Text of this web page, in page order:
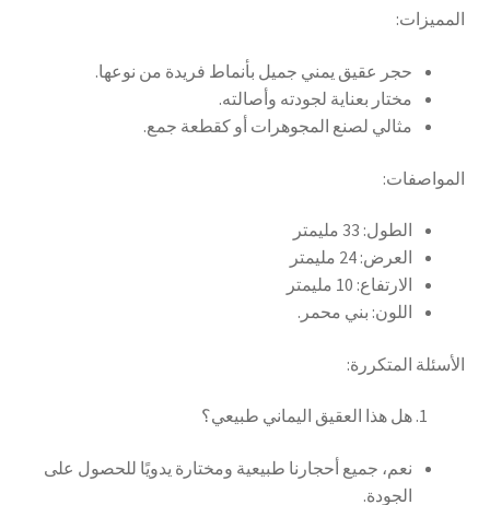
المميزات:
حجر عقيق يمني جميل بأنماط فريدة من نوعها.
مختار بعناية لجودته وأصالته.
مثالي لصنع المجوهرات أو كقطعة جمع.
المواصفات:
الطول: 33 مليمتر
العرض: 24 مليمتر
الارتفاع: 10 مليمتر
اللون: بني محمر.
الأسئلة المتكررة:
هل هذا العقيق اليماني طبيعي؟
نعم، جميع أحجارنا طبيعية ومختارة يدويًا للحصول على
الجودة.